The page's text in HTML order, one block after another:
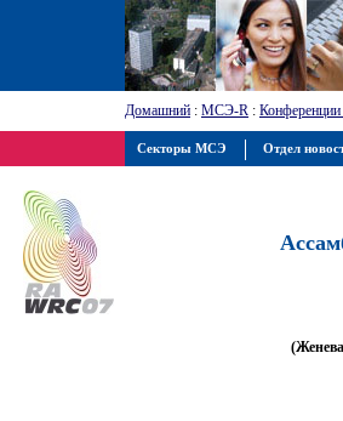
Домашний : МСЭ-R : Конференции
Секторы МСЭ Отдел